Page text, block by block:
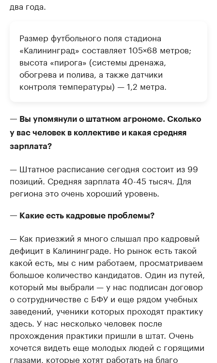
два года.
Размер футбольного поля стадиона
«Калининград» составляет 105×68 метров;
высота «пирога» (системы дренажа,
обогрева и полива, а также датчики
контроля температуры) — 1,2 метра.
— Вы упомянули о штатном агрономе. Сколько
у вас человек в коллективе и какая средняя
зарплата?
— Штатное расписание сегодня состоит из 99
позиций. Средняя зарплата 40-45 тысяч. Для
региона это очень хороший уровень.
— Какие есть кадровые проблемы?
— Как приезжий я много слышал про кадровый
дефицит в Калининграде. Но рынок есть такой
какой есть, мы с ним работаем, просматриваем
большое количество кандидатов. Один из путей,
который мы выбрали — у нас подписан договор
о сотрудничестве с БФУ и еще рядом учебных
заведений, ученики которых проходят практику
здесь. У нас несколько человек после
прохождения практики пришли в штат. Очень
хочется видеть еще молодых людей с горящими
глазами, которые хотят работать на благо